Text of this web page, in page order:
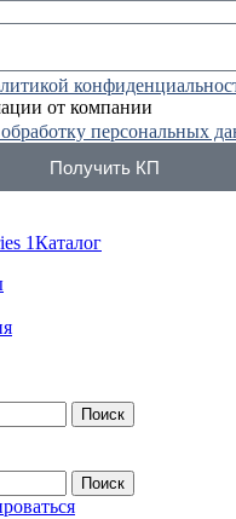
от компании
персональных
Получить КП
Каталог
Поиск
Поиск